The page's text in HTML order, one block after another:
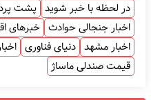
در لحظه با خبر شوید پشت
اخبار جنجالی حوادث خبرهای
اخبار مشهد دنیای فناوری
قیمت صندلی ماساژ